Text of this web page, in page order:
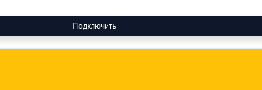
Подключить